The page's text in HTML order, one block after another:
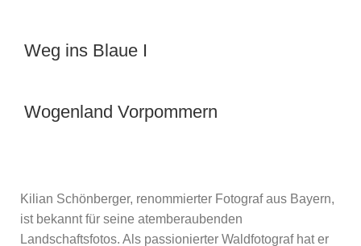
Weg ins Blaue I
Wogenland Vorpommern
Kilian Schönberger, renommierter Fotograf aus Bayern,
ist bekannt für seine atemberaubenden
Landschaftsfotos. Als passionierter Waldfotograf hat er